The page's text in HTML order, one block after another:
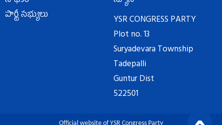
పార్టీ సభ్యులు
YSR CONGRESS PARTY
Plot no. 13
Suryadevara Township
Tadepalli
Guntur Dist
522501
Official website of YSR Congress Party